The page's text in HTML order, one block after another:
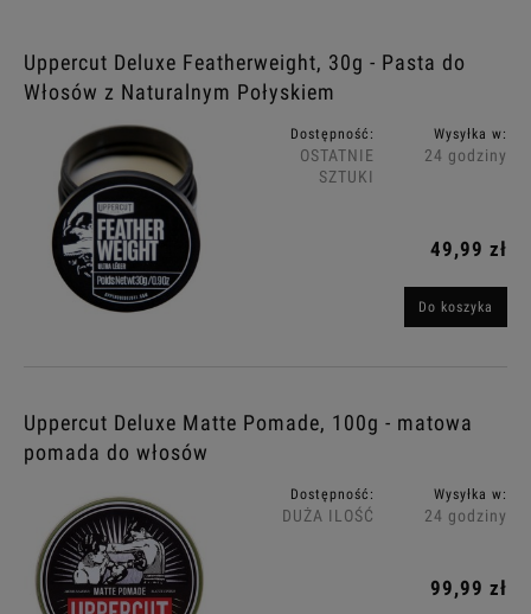
Uppercut Deluxe Featherweight, 30g - Pasta do
Włosów z Naturalnym Połyskiem
Dostępność:
OSTATNIE
SZTUKI
Wysyłka w:
24 godziny
49,99 zł
Do koszyka
Uppercut Deluxe Matte Pomade, 100g - matowa
pomada do włosów
Dostępność:
DUŻA ILOŚĆ
Wysyłka w:
24 godziny
99,99 zł